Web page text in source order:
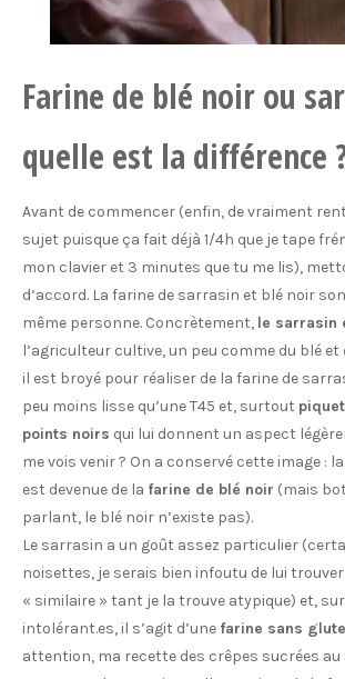
Farine de blé noir ou
quelle est la différence
Avant de commencer (enfin, de vraiment
sujet puisque ça fait déjà 1/4h que je tape
mon clavier et 3 minutes que tu me lis),
d’accord. La farine de sarrasin et blé noir
même personne. Concrètement, le sarrasin
l’agriculteur cultive, un peu comme du blé et
il est broyé pour réaliser de la farine de
peu moins lisse qu’une T45 et, surtout
points noirs qui lui donnent un aspect
me vois venir ? On a conservé cette image :
est devenue de la farine de blé noir (mais
parlant, le blé noir n’existe pas).
Le sarrasin a un goût assez particulier
noisettes, je serais bien infoutu de lui
« similaire » tant je la trouve atypique) et,
intolérant.es, il s’agit d’une farine sans
attention, ma recette des crêpes sucrées au